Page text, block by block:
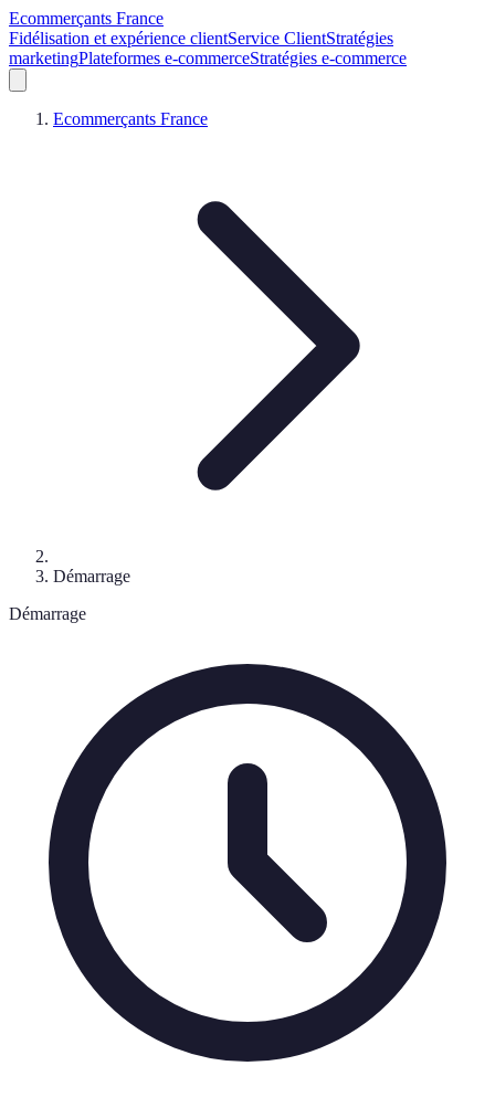
Ecommerçants France
Fidélisation et expérience clientService ClientStratégies
marketingPlateformes e-commerceStratégies e-commerce
Ecommerçants France
Démarrage
Démarrage